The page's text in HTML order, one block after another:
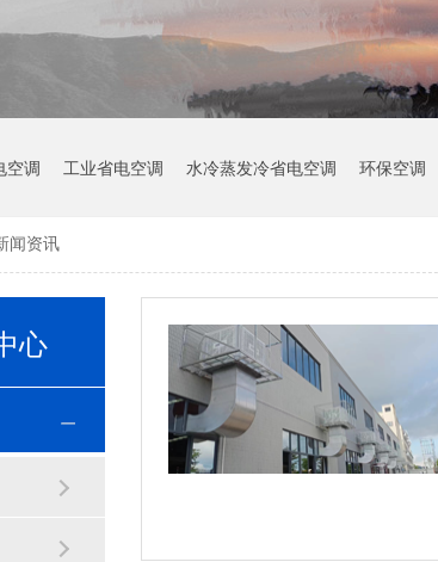
空调 工业省电空调 水冷蒸发冷省电空调 环保空调
闻资讯
心